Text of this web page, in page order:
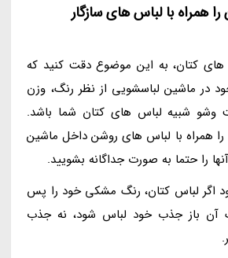
همراه با لباس های سازگار
کتان، به این موضوع دقت کنید که
در ماشین لباسشویی از نظر رنگ، وزن
وشو شبیه لباس های کتان شما باشد.
همراه با لباس های روشن داخل ماشین
را حتما به صورت جداگانه بشویید.
اگر لباس کتان، رنگ مشکی خود را پس
آن باز جذب خود لباس شود، نه جذب